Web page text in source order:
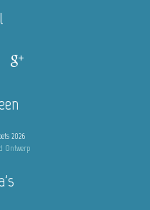
2026
Ontwerp